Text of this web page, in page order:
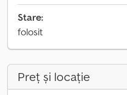
Stare:
folosit
Preț și locație